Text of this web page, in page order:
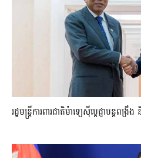
រដ្ឋមន្ត្រីការពារជាតិម៉ាឡេស៊ីប្ដេជ្ញាបន្តពង្រឹ